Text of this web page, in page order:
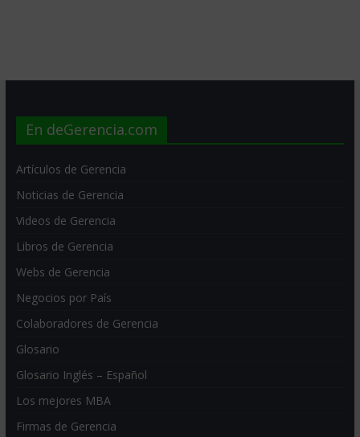
En deGerencia.com
Artículos de Gerencia
Noticias de Gerencia
Videos de Gerencia
Libros de Gerencia
Webs de Gerencia
Negocios por País
Colaboradores de Gerencia
Glosario
Glosario Inglés – Español
Los mejores MBA
Firmas de Gerencia